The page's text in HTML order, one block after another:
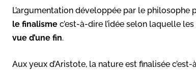
L’argumentation développée par le
le finalisme c’est-à-dire l’idée selon laquelle
vue d’une fin.
Aux yeux d’Aristote, la nature est finalisée